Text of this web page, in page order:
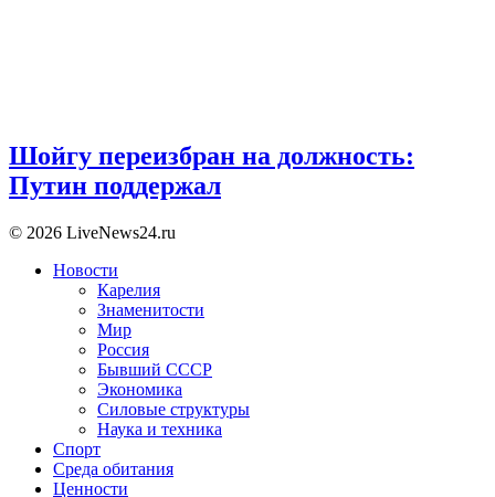
Шойгу переизбран на должность:
Путин поддержал
© 2026 LiveNews24.ru
Новости
Карелия
Знаменитости
Мир
Россия
Бывший СССР
Экономика
Силовые структуры
Наука и техника
Спорт
Среда обитания
Ценности